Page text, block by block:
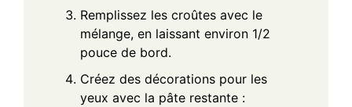
Remplissez les croûtes avec le
mélange, en laissant environ 1/2
pouce de bord.
Créez des décorations pour les
yeux avec la pâte restante :